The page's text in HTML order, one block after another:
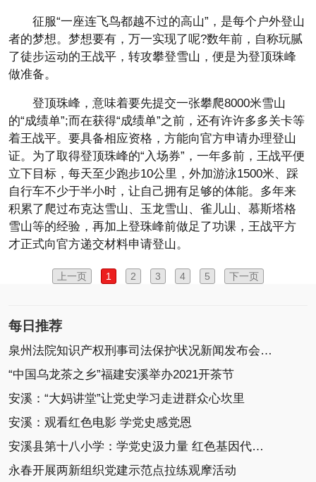
征服“一座连飞鸟都越不过的高山”，是每个户外登山
者的梦想。梦想要有，万一实现了呢?数年前，自称玩腻
了徒步运动的王战平，转攻攀登雪山，便是为登顶珠峰
做准备。
登顶珠峰，意味着要先提交一张攀爬8000米雪山
的“成绩单”;而在获得“成绩单”之前，还有许许多多关卡等
着王战平。要具备相应资格，方能向官方申请办理登山
证。为了取得登顶珠峰的“入场券”，一年多前，王战平便
立下目标，每天至少跑步10公里，外加游泳1500米、踩
自行车不少于半小时，让自己拥有足够的体能。多年来
积累了爬过布克达雪山、玉龙雪山、雀儿山、慕斯塔格
雪山等的经验，再加上登珠峰前做足了功课，王战平方
才正式向官方递交材料申请登山。
上一页 1 2 3 4 5 下一页
每日推荐
泉州法院知识产权刑事司法保护状况新闻发布会召开
“中国乌龙茶之乡”福建安溪举办2021开茶节
安溪：“大妈讲堂”让党史学习走进群众心坎里
安溪：观看红色电影 学党史感党恩
安溪县第十八小学：学党史汲力量 红色基因代代传
永春开展两新组织党建示范点拉练观摩活动